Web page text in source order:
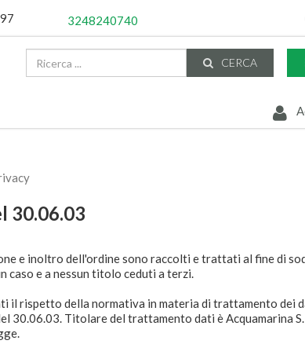
3248240740
CERCA
30.06.03
e inoltro dell'ordine sono raccolti e trattati al fine di
caso e a nessun titolo ceduti a terzi.
il rispetto della normativa in materia di trattamento dei
30.06.03. Titolare del trattamento dati è Acquamarina